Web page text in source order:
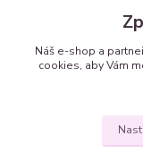
Náš e-shop a
cookies, aby Vám